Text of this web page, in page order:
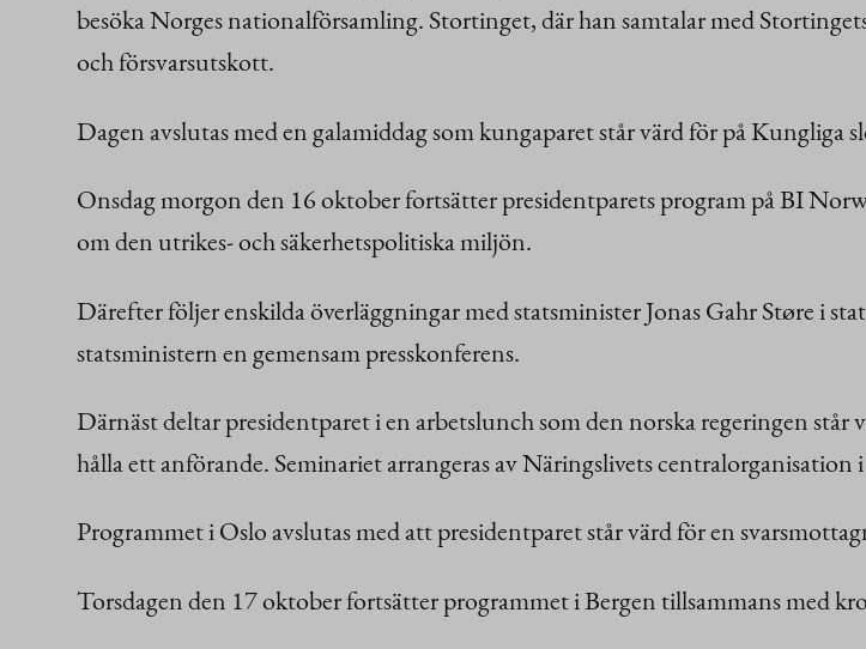
besöka Norges nationalförsamling. Stortinget, där han samtalar med
och försvarsutskott.
Dagen avslutas med en galamiddag som kungaparet står värd för på Kungliga
Onsdag morgon den 16 oktober fortsätter presidentparets program på BI
om den utrikes- och säkerhetspolitiska miljön.
Därefter följer enskilda överläggningar med statsminister Jonas Gahr Støre i
statsministern en gemensam presskonferens.
Därnäst deltar presidentparet i en arbetslunch som den norska regeringen
hålla ett anförande. Seminariet arrangeras av Näringslivets
Programmet i Oslo avslutas med att presidentparet står värd för en
Torsdagen den 17 oktober fortsätter programmet i Bergen tillsammans med